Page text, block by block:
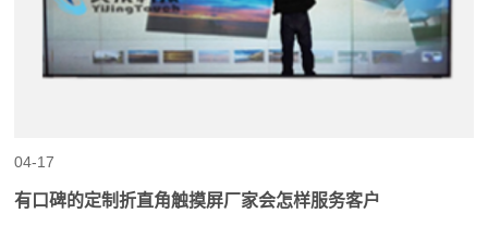
04-17
有口碑的定制折直角触摸屏厂家会怎样服务客户